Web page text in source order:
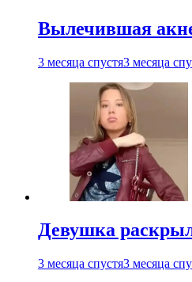
Вылечившая
3 месяца спустя3 месяца
Девушка
3 месяца спустя3 месяца